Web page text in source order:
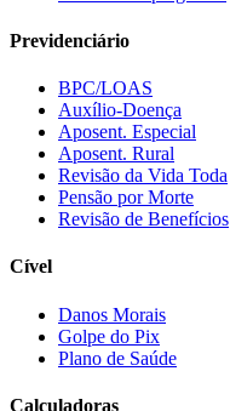
Previdenciário
BPC/LOAS
Auxílio-Doença
Aposent. Especial
Aposent. Rural
Revisão da Vida Toda
Pensão por Morte
Revisão de Benefícios
Cível
Danos Morais
Golpe do Pix
Plano de Saúde
Calculadoras